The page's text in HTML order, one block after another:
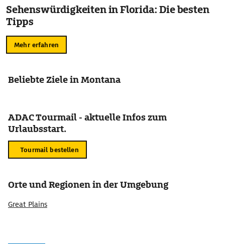
Sehenswürdigkeiten in Florida: Die besten
Tipps
Mehr erfahren
Beliebte Ziele in Montana
ADAC Tourmail - aktuelle Infos zum
Urlaubsstart.
Tourmail bestellen
Orte und Regionen in der Umgebung
Great Plains